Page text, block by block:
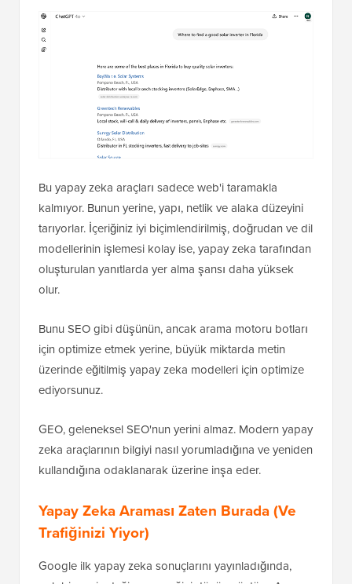
Bu yapay zeka araçları sadece web'i taramakla
kalmıyor. Bunun yerine, yapı, netlik ve alaka düzeyini
tarıyorlar. İçeriğiniz iyi biçimlendirilmiş, doğrudan ve dil
modellerinin işlemesi kolay ise, yapay zeka tarafından
oluşturulan yanıtlarda yer alma şansı daha yüksek
olur.
Bunu SEO gibi düşünün, ancak arama motoru botları
için optimize etmek yerine, büyük miktarda metin
üzerinde eğitilmiş yapay zeka modelleri için optimize
ediyorsunuz.
GEO, geleneksel SEO'nun yerini almaz. Modern yapay
zeka araçlarının bilgiyi nasıl yorumladığına ve yeniden
kullandığına odaklanarak üzerine inşa eder.
Yapay Zeka Araması Zaten Burada (Ve
Trafiğinizi Yiyor)
Google ilk yapay zeka sonuçlarını yayınladığında,